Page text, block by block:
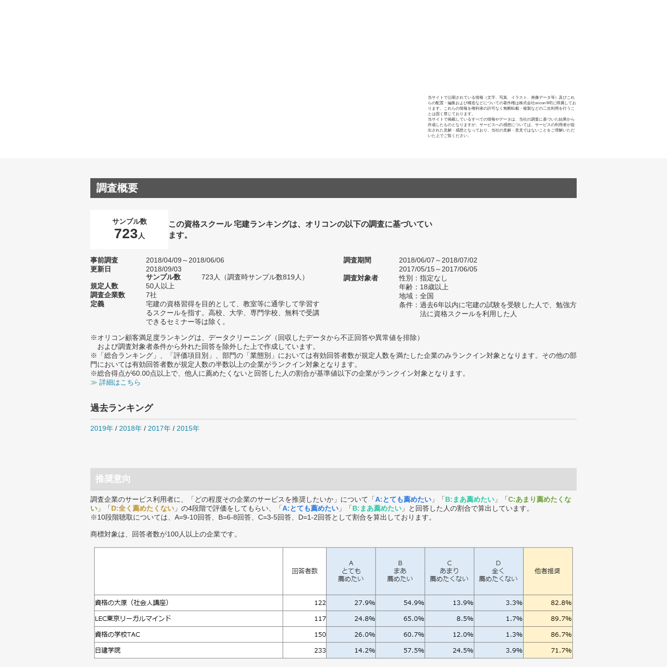
当サイトで公開されている情報（文字、写真、イラスト、画像データ等）及びこれ
らの配置・編集および構造などについての著作権は株式会社oricon MEに帰属してお
ります。これらの情報を権利者の許可なく無断転載・複製などの二次利用を行うこ
とは固く禁じております。
当サイトで掲載しているすべての情報やデータは、当社の調査に基づいた結果から
作成したものとなりますが、サービスへの感想については、サービスの利用者が提
出された見解・感想となっており、当社の見解・意見ではないことをご理解いただ
いた上でご覧ください。
調査概要
サンプル数
723 人
この資格スクール 宅建ランキングは、オリコンの以下の調査に基づいてい
ます。
事前調査
2018/04/09～2018/06/06
更新日
2018/09/03
サンプル数
723人（調査時サンプル数819人）
規定人数
50人以上
調査企業数
7社
定義
宅建の資格習得を目的として、教室等に通学して学習す
るスクールを指す。高校、大学、専門学校、無料で受講
できるセミナー等は除く。
調査期間
2018/06/07～2018/07/02
2017/05/15～2017/06/05
調査対象者
性別：指定なし
年齢：18歳以上
地域：全国
条件：過去6年以内に宅建の試験を受験した人で、勉強方
法に資格スクールを利用した人
※オリコン顧客満足度ランキングは、データクリーニング（回収したデータから不正回答や異常値を排除）
および調査対象者条件から外れた回答を除外した上で作成しています。
※「総合ランキング」、「評価項目別」、部門の「業態別」においては有効回答者数が規定人数を満たした企業のみランクイン対象となります。その他の部
門においては有効回答者数が規定人数の半数以上の企業がランクイン対象となります。
※総合得点が60.00点以上で、他人に薦めたくないと回答した人の割合が基準値以下の企業がランクイン対象となります。
≫ 詳細はこちら
過去ランキング
2019年 / 2018年 / 2017年 / 2015年
推奨意向
調査企業のサービス利用者に、「どの程度その企業のサービスを推奨したいか」について「A:とても薦めたい 」「B:まあ薦めたい 」「C:あまり薦めたくな
い 」「D:全く薦めたくない 」の4段階で評価をしてもらい、「A:とても薦めたい 」「B:まあ薦めたい 」と回答した人の割合で算出しています。
※10段階聴取については、A=9-10回答、B=6-8回答、C=3-5回答、D=1-2回答として割合を算出しております。
商標対象は、回答者数が100人以上の企業です。